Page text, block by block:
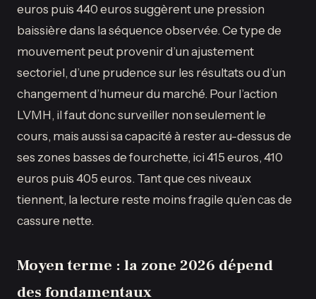
euros puis 440 euros suggèrent une pression
baissière dans la séquence observée. Ce type de
mouvement peut provenir d’un ajustement
sectoriel, d’une prudence sur les résultats ou d’un
changement d’humeur du marché. Pour l’action
LVMH, il faut donc surveiller non seulement le
cours, mais aussi sa capacité à rester au-dessus de
ses zones basses de fourchette, ici 415 euros, 410
euros puis 405 euros. Tant que ces niveaux
tiennent, la lecture reste moins fragile qu’en cas de
cassure nette.
Moyen terme : la zone 2026 dépend
des fondamentaux